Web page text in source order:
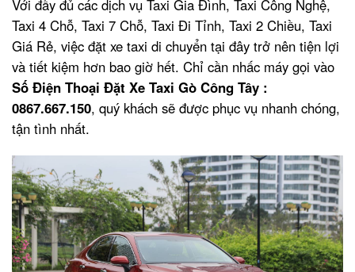
Với đầy đủ các dịch vụ Taxi Gia Đình, Taxi Công Nghệ,
Taxi 4 Chỗ, Taxi 7 Chỗ, Taxi Đi Tỉnh, Taxi 2 Chiều, Taxi
Giá Rẻ, việc đặt xe taxi di chuyển tại đây trở nên tiện lợi
và tiết kiệm hơn bao giờ hết. Chỉ cần nhấc máy gọi vào
Số Điện Thoại Đặt Xe Taxi Gò Công Tây :
0867.667.150, quý khách sẽ được phục vụ nhanh chóng,
tận tình nhất.